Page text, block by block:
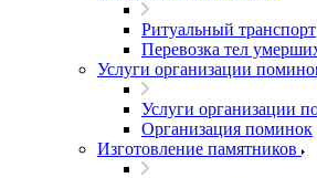
Ритуальный транспорт
Перевозка тел
Услуги организации
Услуги организации
Организация поминок
Изготовление памятников